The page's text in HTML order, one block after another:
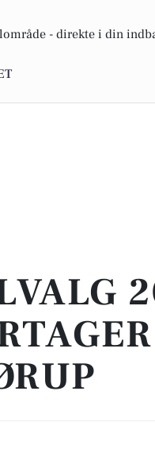
- direkte i din